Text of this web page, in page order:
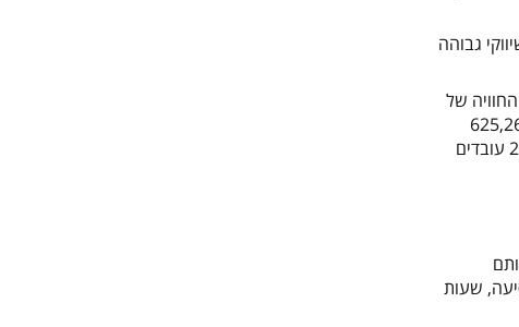
גבוהה
של
הפוטנציאליים נמוכה יותר. בדו"ח תקופתי האחרון של משרד הכלכלה בישראל יש היום 625,267
עסקים, 87.6% מהם, עסקים של עד 4 עובדים. עוד 9.6% לעסקים שבין 5-19 עובדים (סה"כ 97.2% עסקים קטנים), עסקים של 20-99 עובדים
שעות